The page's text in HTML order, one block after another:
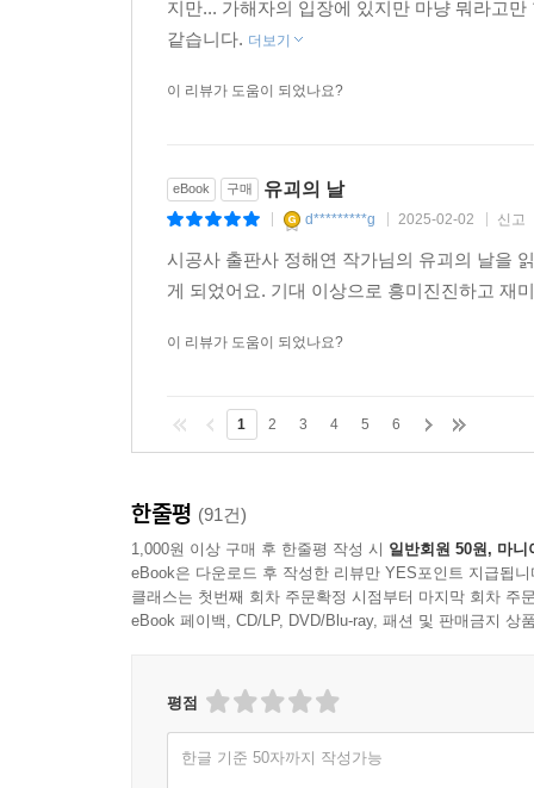
지만... 가해자의 입장에 있지만 마냥 뭐라고
같습니다. 더보기
이 리뷰가 도움이 되었나요?
eBook 구매 유괴의 날
d*********g 2025-02-02 신고
시공사 출판사 정해연 작가님의 유괴의 날을
게 되었어요. 기대 이상으로 흥미진진하고 재
이 리뷰가 도움이 되었나요?
1 2 3 4 5 6
한줄평 (91건)
1,000원 이상 구매 후 한줄평 작성 시 일반회원 50원, 마니
eBook은 다운로드 후 작성한 리뷰만 YES포인트 지급됩니
클래스는 첫번째 회차 주문확정 시점부터 마지막 회차 주
eBook 페이백, CD/LP, DVD/Blu-ray, 패션 및 판매금지 상
평점
한글 기준 50자까지 작성가능